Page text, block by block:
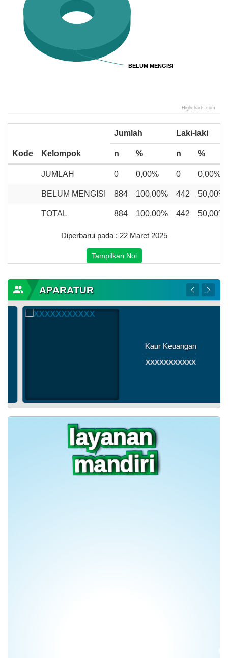
BELUM MENGISI
BELUM MENGISI
Highcharts.com
Kode Kelompok
Jumlah Laki-laki
n % n %
JUMLAH 0 0,00% 0 0,00%
BELUM MENGISI 884 100,00% 442 50,00%
TOTAL 884 100,00% 442 50,00%
Diperbarui pada : 22 Maret 2025
Tampilkan Nol
APARATUR
Kaur Keuangan
XXXXXXXXXXX